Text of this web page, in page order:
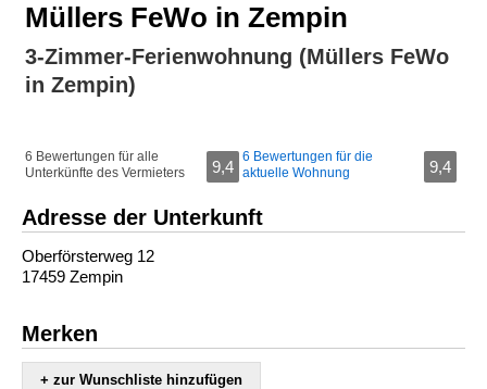
Müllers FeWo in Zempin
3-Zimmer-Ferienwohnung (Müllers FeWo
in Zempin)
6 Bewertungen für alle
Unterkünfte des Vermieters
9,4
6 Bewertungen für die
aktuelle Wohnung
9,4
Adresse der Unterkunft
Oberförsterweg 12
17459 Zempin
Merken
+ zur Wunschliste hinzufügen